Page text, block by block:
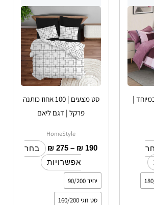
|
יש
סוגים.
ניתן
לבחור
את
בעמוד
סט מצעים | 100 אחוז כותנה
פרקל | דגם ליאם
HomeStyle
₪ 190
–
₪ 275
עד
⁦₪ 275⁩
בחר
אפשרויות
יש
מספר
סוגים.
ניתן
לבחור
את
בעמוד
המוצר
יחיד 90/200
סט זוגי 160/200